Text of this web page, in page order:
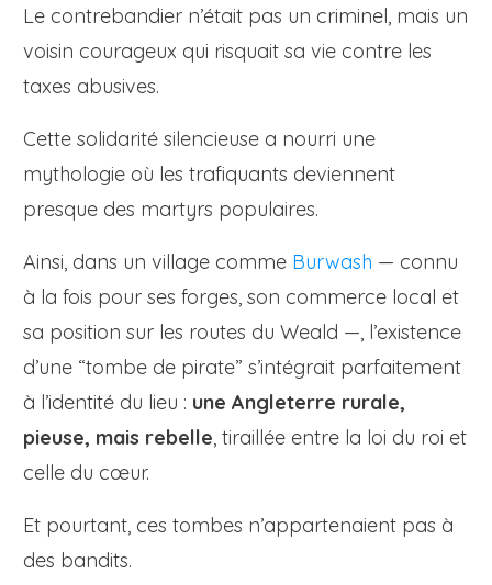
Le contrebandier n’était pas un criminel, mais un
voisin courageux qui risquait sa vie contre les
taxes abusives.
Cette solidarité silencieuse a nourri une
mythologie où les trafiquants deviennent
presque des martyrs populaires.
Ainsi, dans un village comme Burwash — connu
à la fois pour ses forges, son commerce local et
sa position sur les routes du Weald —, l’existence
d’une “tombe de pirate” s’intégrait parfaitement
à l’identité du lieu : une Angleterre rurale,
pieuse, mais rebelle, tiraillée entre la loi du roi et
celle du cœur.
Et pourtant, ces tombes n’appartenaient pas à
des bandits.